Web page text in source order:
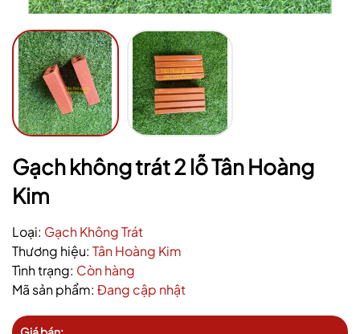
Gạch không trát 2 lỗ Tân Hoàng
Kim
Loại: Gạch Không Trát
Thương hiệu: Tân Hoàng Kim
Tình trạng: Còn hàng
Mã sản phẩm: Đang cập nhật
Ngày hết hạn:
Điều kiện: